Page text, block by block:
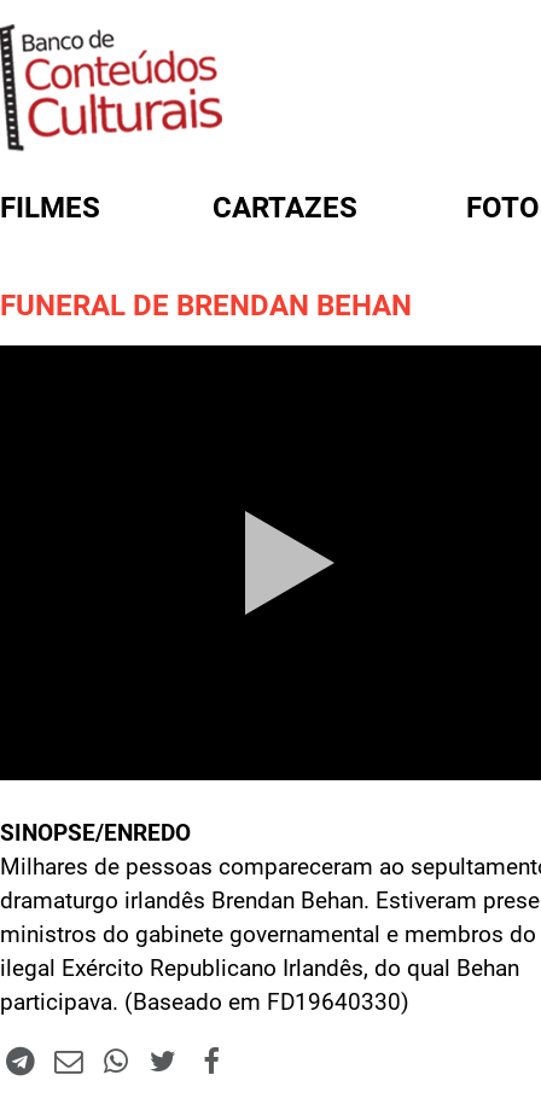
FILMES CARTAZES
FUNERAL DE BRENDAN BEHAN
SINOPSE/ENREDO
Milhares de pessoas compareceram ao
dramaturgo irlandês Brendan Behan. Estiveram
ministros do gabinete governamental e membros do
ilegal Exército Republicano Irlandês, do qual Behan
participava. (Baseado em FD19640330)